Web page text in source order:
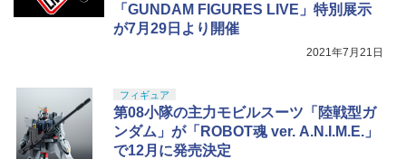
「GUNDAM FIGURES LIVE」特別展示
が7月29日より開催
2021年7月21日
フィギュア
第08小隊の主力モビルスーツ「陸戦型ガ
ンダム」が「ROBOT魂 ver. A.N.I.M.E.」
で12月に発売決定